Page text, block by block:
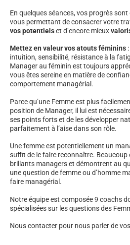
En quelques séances, vos progrès
vous permettant de consacrer votre
vos potentielset d’encore mieux
Mettez en valeur vos atouts féminins
intuition, sensibilité, résistance à la
Manager au féminin est toujours
vous êtes sereine en matière de
comportement managérial.
Parce qu’une Femme est plus
position de Manager, il lui est
ses points forts et de les développer
parfaitement à l’aise dans son rôle.
Une femme est potentiellement un
suffit de le faire reconnaître. Beaucoup
brillants managers et démontrent au
une question de femme ou d’homme
faire managérial.
Notre équipe est composée 9 coachs
spécialisées sur les questions des
Nous contacter pour nous parler de